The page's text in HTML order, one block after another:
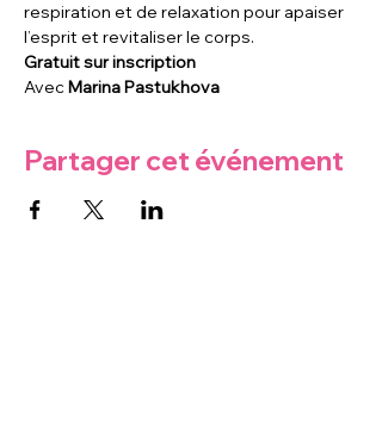
respiration et de relaxation pour apaiser
l’esprit et revitaliser le corps.
Gratuit sur inscription
Avec Marina Pastukhova
Partager cet événement